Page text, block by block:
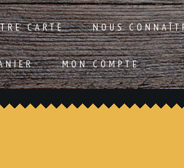
CARTE NOUS
MON COMPTE